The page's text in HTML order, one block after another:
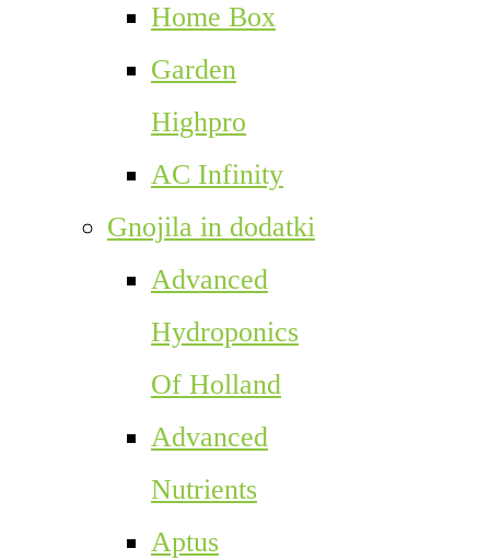
Home Box
Garden
Highpro
AC Infinity
Gnojila in dodatki
Advanced
Hydroponics
Of Holland
Advanced
Nutrients
Aptus